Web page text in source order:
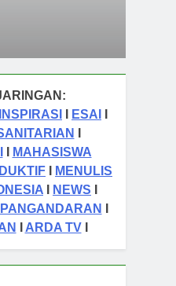
INSPIRASI ESAI
MAHASISWA
MENULIS
NEWS
PANGANDARAN
ARDA TVI